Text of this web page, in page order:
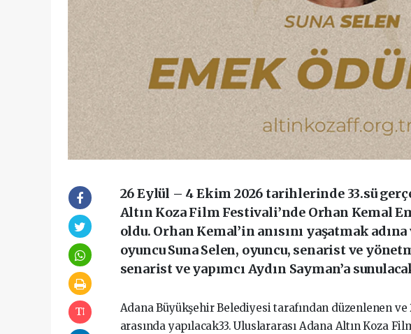
26 Eylül – 4 Ekim 2026 tarihlerinde 33.sü
Altın Koza Film Festivali’nde Orhan Kemal
oldu. Orhan Kemal’in anısını yaşatmak
oyuncu Suna Selen, oyuncu, senarist ve
senarist ve yapımcı Aydın Sayman’a
Adana Büyükşehir Belediyesi tarafından düzenlenen
arasında yapılacak33. Uluslararası Adana Altın Koza